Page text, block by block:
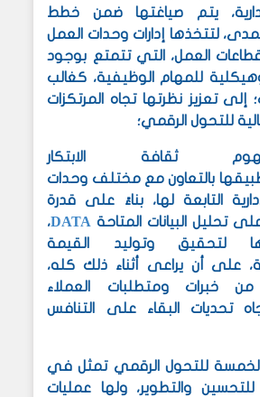
يتم صياغتها ضمن خطط
لتتخذها إدارات وحدات العمل
العمل، التي تتمتع بوجود
للمهام الوظيفية، كغالب
إلى تعزيز نظرتها تجاه المرتكزات
للتحول الرقمي؛
ثقافة الابتكار
بالتعاون مع مختلف وحدات
التابعة لها،بناءً على قدرة
تحليل البيانات المتاحة DATA،
لتحقيق وتوليد القيمة
على أن يراعى أثناء ذلك كله،
خبرات ومتطلبات العملاء
تحديات البقاء على التنافس
الخمسة للتحول الرقمي تمثل في
والتطوير، ولها عمليات